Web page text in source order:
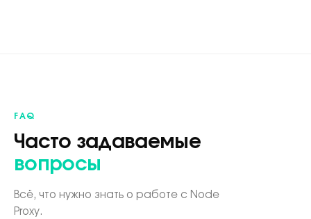
FAQ
Часто задаваемые
вопросы
Всё, что нужно знать о работе с Node
Proxy.